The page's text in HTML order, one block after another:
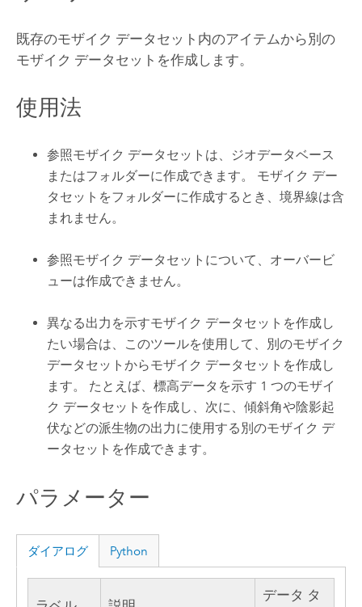
既存のモザイク データセット内のアイテムから別の
モザイク データセットを作成します。
使用法
参照モザイク データセットは、ジオデータベース
またはフォルダーに作成できます。 モザイク デー
タセットをフォルダーに作成するとき、境界線は含
まれません。
参照モザイク データセットについて、オーバービ
ューは作成できません。
異なる出力を示すモザイク データセットを作成し
たい場合は、このツールを使用して、別のモザイク
データセットからモザイク データセットを作成し
ます。 たとえば、標高データを示す 1 つのモザイ
ク データセットを作成し、次に、傾斜角や陰影起
伏などの派生物の出力に使用する別のモザイク デ
ータセットを作成できます。
パラメーター
ダイアログ Python
データ タ